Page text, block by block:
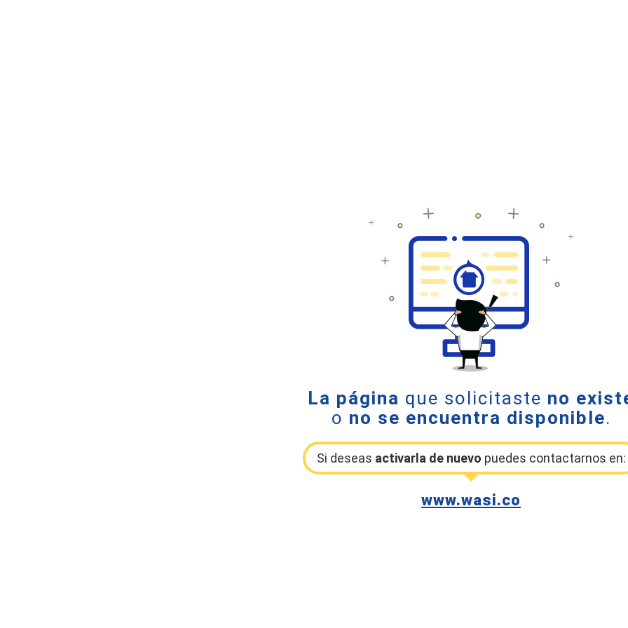
La página que solicitaste no
o no se encuentra disponible.
Si deseas activarla de nuevo puedes contactarnos en:
www.wasi.co